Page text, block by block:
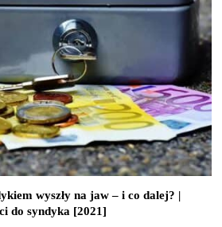
wyszły na jaw – i co dalej? |
do syndyka [2021]